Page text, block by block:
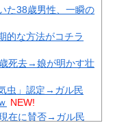
た38歳男性、一瞬の
的な方法がコチラ
死去→娘が明かす壮
虫」認定→ガル民
NEW!
在に賛否→ガル民